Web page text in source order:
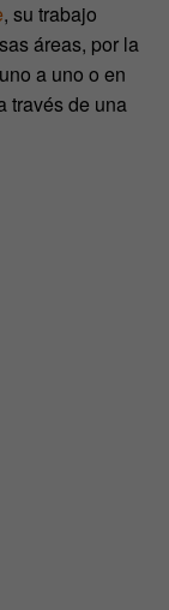
, su trabajo
áreas, por la
a uno o en
través de una